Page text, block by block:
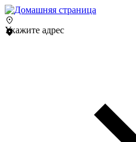
Укажите адрес